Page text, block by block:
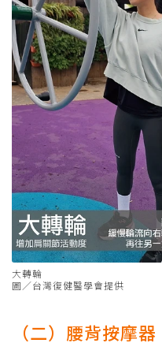
大轉輪
圖／台灣復健醫學會提供
（二）腰背按摩器